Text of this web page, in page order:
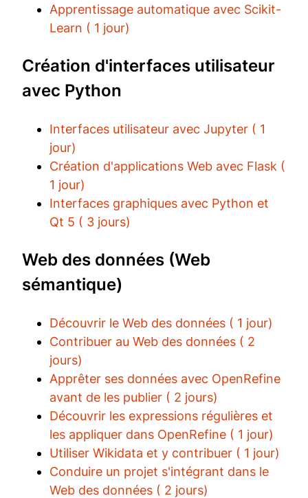
Apprentissage automatique avec Scikit-
Learn ( 1 jour)
Création d'interfaces utilisateur
avec Python
Interfaces utilisateur avec Jupyter ( 1
jour)
Création d'applications Web avec Flask (
1 jour)
Interfaces graphiques avec Python et
Qt 5 ( 3 jours)
Web des données (Web
sémantique)
Découvrir le Web des données ( 1 jour)
Contribuer au Web des données ( 2
jours)
Apprêter ses données avec OpenRefine
avant de les publier ( 2 jours)
Découvrir les expressions régulières et
les appliquer dans OpenRefine ( 1 jour)
Utiliser Wikidata et y contribuer ( 1 jour)
Conduire un projet s'intégrant dans le
Web des données ( 2 jours)